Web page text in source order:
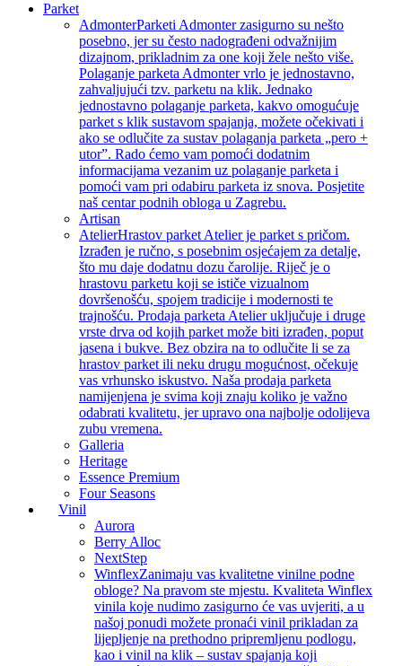
Parket
AdmonterParketi Admonter zasigurno su nešto
posebno, jer su često nadograđeni odvažnijim
dizajnom, prikladnim za one koji žele nešto više.
Polaganje parketa Admonter vrlo je jednostavno,
zahvaljujući tzv. parketu na klik. Jednako
jednostavno polaganje parketa, kakvo omogućuje
parket s klik sustavom spajanja, možete očekivati i
ako se odlučite za sustav polaganja parketa „pero +
utor”. Rado ćemo vam pomoći dodatnim
informacijama vezanim uz polaganje parketa i
pomoći vam pri odabiru parketa iz snova. Posjetite
naš centar podnih obloga u Zagrebu.
Artisan
AtelierHrastov parket Atelier je parket s pričom.
Izrađen je ručno, s posebnim osjećajem za detalje,
što mu daje dodatnu dozu čarolije. Riječ je o
hrastovu parketu koji se ističe vizualnom
dovršenošću, spojem tradicije i modernosti te
trajnošću. Prodaja parketa Atelier uključuje i druge
vrste drva od kojih parket može biti izrađen, poput
jasena i bukve. Bez obzira na to odlučite li se za
hrastov parket ili neku drugu mogućnost, očekuje
vas vrhunsko iskustvo. Naša prodaja parketa
namijenjena je svima koji znaju koliko je važno
odabrati kvalitetu, jer upravo ona najbolje odolijeva
zubu vremena.
Galleria
Heritage
Essence Premium
Four Seasons
Vinil
Aurora
Berry Alloc
NextStep
WinflexZanimaju vas kvalitetne vinilne podne
obloge? Na pravom ste mjestu. Kvaliteta Winflex
vinila koje nudimo zasigurno će vas uvjeriti, a u
našoj ponudi možete pronaći vinil prikladan za
lijepljenje na prethodno pripremljenu podlogu,
kao i vinil na klik – sustav spajanja koji